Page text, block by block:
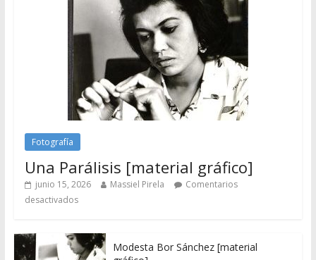
Fotografía
Una Parálisis [material gráfico]
junio 15, 2026 Massiel Pirela
Comentarios
desactivados
Modesta Bor Sánchez [material